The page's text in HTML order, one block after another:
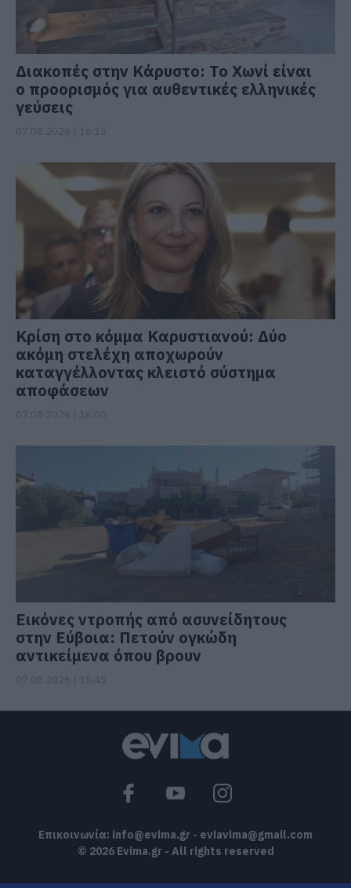
Διακοπές στην Κάρυστο: Το Χωνί είναι
ο προορισμός για αυθεντικές ελληνικές
γεύσεις
Κρίση στο κόμμα Καρυστιανού: Δύο
ακόμη στελέχη αποχωρούν
καταγγέλλοντας κλειστό σύστημα
αποφάσεων
Εικόνες ντροπής από ασυνείδητους
στην Εύβοια: Πετούν ογκώδη
αντικείμενα όπου βρουν
Επικοινωνία: info@evima.gr - eviavima@gmail.com
© 2026 Evima.gr - All rights reserved